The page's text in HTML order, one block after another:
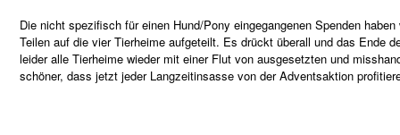
Die nicht spezifisch für einen Hund/Pony eingegangenen Spenden
Teilen auf die vier Tierheime aufgeteilt. Es drückt überall und das Ende
leider alle Tierheime wieder mit einer Flut von ausgesetzten und
schöner, dass jetzt jeder Langzeitinsasse von der Adventsaktion